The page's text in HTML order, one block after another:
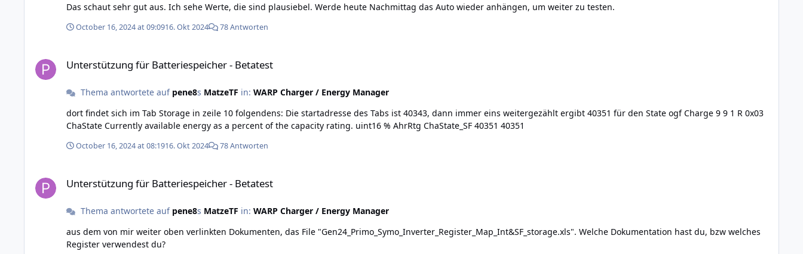
Das schaut sehr gut aus. Ich sehe Werte, die sind plausiebel. Werde heute Nachmittag das Auto wieder anhängen, um weiter zu testen.
October 16, 2024 at 09:0916. Okt 2024 78 Antworten
Unterstützung für Batteriespeicher - Betatest
Thema antwortete auf pene8s MatzeTF in: WARP Charger / Energy Manager
dort findet sich im Tab Storage in zeile 10 folgendens: Die startadresse des Tabs ist 40343, dann immer eins weitergezählt ergibt 40351 für den State ogf Charge 9 9 1 R 0x03
ChaState Currently available energy as a percent of the capacity rating. uint16 % AhrRtg ChaState_SF 40351 40351
October 16, 2024 at 08:1916. Okt 2024 78 Antworten
Unterstützung für Batteriespeicher - Betatest
Thema antwortete auf pene8s MatzeTF in: WARP Charger / Energy Manager
aus dem von mir weiter oben verlinkten Dokumenten, das File "Gen24_Primo_Symo_Inverter_Register_Map_Int&SF_storage.xls". Welche Dokumentation hast du, bzw welches
Register verwendest du?